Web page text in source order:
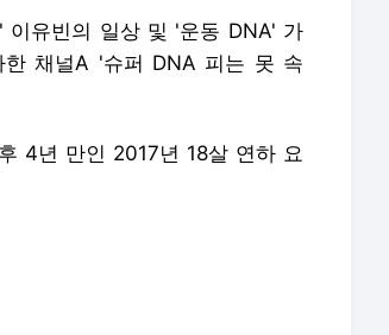
이유빈의 일상 및 '운동 DNA' 가
한 채널A '슈퍼 DNA 피는 못 속
4년 만인 2017년 18살 연하 요